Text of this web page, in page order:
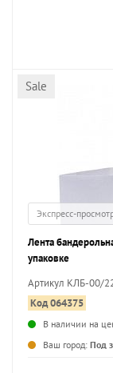
Sale
Экспресс-
Лента
упаковке
Артикул КЛБ-00/
Код 064375
В наличии на
Ваш город: Под